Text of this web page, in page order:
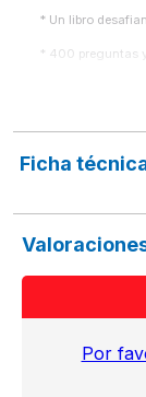
* Un libro
* 400 preguntas
* Adaptado a las
Ficha
Por